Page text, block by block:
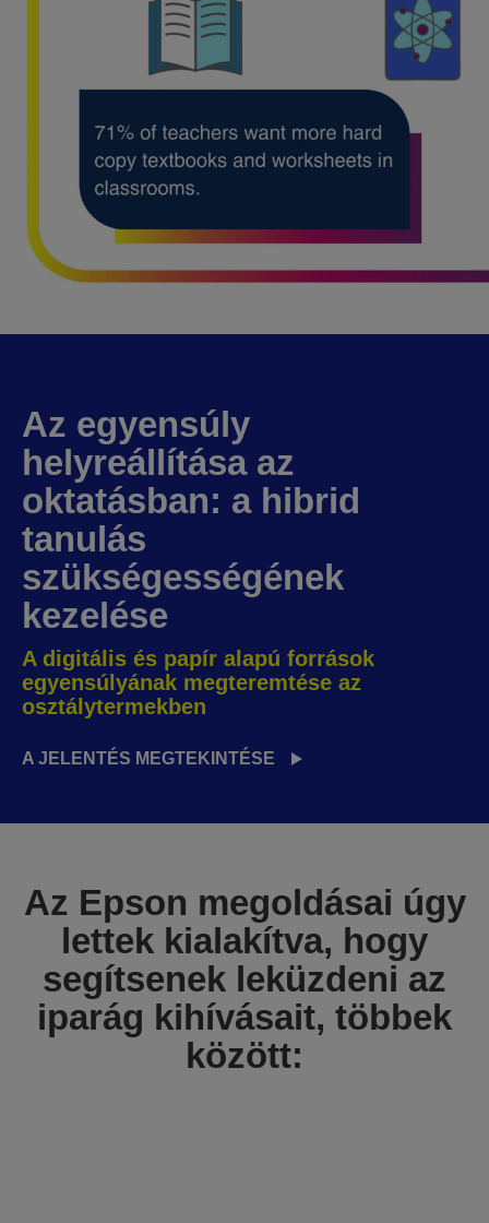
Az egyensúly
helyreállítása az
oktatásban: a hibrid
tanulás
szükségességének
kezelése
A digitális és papír alapú források
egyensúlyának megteremtése az
osztálytermekben
A JELENTÉS MEGTEKINTÉSE
Az Epson megoldásai úgy
lettek kialakítva, hogy
segítsenek leküzdeni az
iparág kihívásait, többek
között: